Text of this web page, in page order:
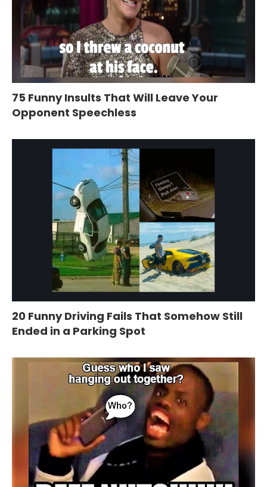
75 Funny Insults That Will Leave Your
Opponent Speechless
20 Funny Driving Fails That Somehow Still
Ended in a Parking Spot